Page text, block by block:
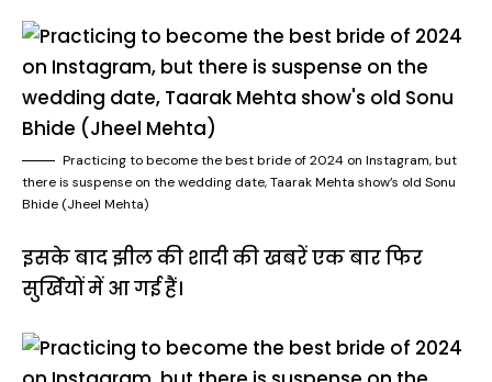
Practicing to become the best bride of 2024 on Instagram, but
there is suspense on the wedding date, Taarak Mehta show’s old Sonu
Bhide (Jheel Mehta)
इसके बाद झील की शादी की खबरें एक बार फिर
सुर्खियों में आ गई हैं।